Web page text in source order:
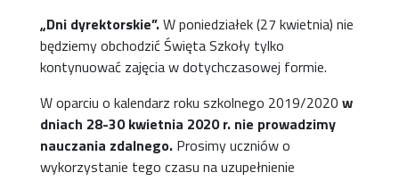
„Dni dyrektorskie”.W poniedziałek (27 kwietnia) nie
będziemy obchodzić Święta Szkoły tylko
kontynuować zajęcia w dotychczasowej formie.
W oparciu o kalendarz roku szkolnego 2019/2020 w
dniach 28-30 kwietnia 2020 r. nie prowadzimy
nauczania zdalnego. Prosimy uczniów o
wykorzystanie tego czasu na uzupełnienie